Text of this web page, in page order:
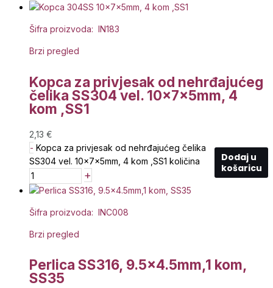
Šifra proizvoda: IN183
Brzi pregled
Kopca za privjesak od nehrđajućeg
čelika SS304 vel. 10x7x5mm, 4
kom ,SS1
2,13 €
- Kopca za privjesak od nehrđajućeg čelika
SS304 vel. 10x7x5mm, 4 kom ,SS1 količina
+
Dodaj u
košaricu
Šifra proizvoda: INC008
Brzi pregled
Perlica SS316, 9.5×4.5mm,1 kom,
SS35